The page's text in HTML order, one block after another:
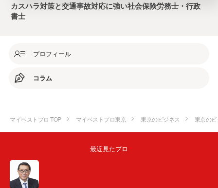
カスハラ対策と交通事故対応に強い社会保険労務士・行政
書士
プロフィール
コラム
マイベストプロ TOP マイベストプロ東京 東京のビジネス 東京の
最近見たプロ